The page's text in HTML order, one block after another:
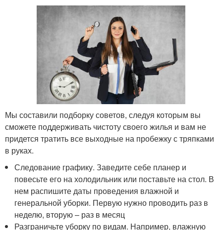
Мы составили подборку советов, следуя которым вы
сможете поддерживать чистоту своего жилья и вам не
придется тратить все выходные на пробежку с тряпками
в руках.
Следование графику. Заведите себе планер и
повесьте его на холодильник или поставьте на стол. В
нем распишите даты проведения влажной и
генеральной уборки. Первую нужно проводить раз в
неделю, вторую – раз в месяц
Разграничьте уборку по видам. Например, влажную